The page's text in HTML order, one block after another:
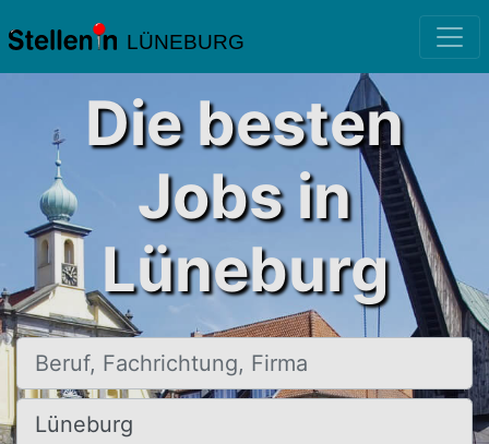
LÜNEBURG
Die besten
Jobs in
Lüneburg
Beruf, Fachrichtung, Firma
Ort, Stadt